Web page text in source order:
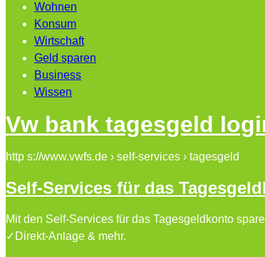
Wohnen
Konsum
Wirtschaft
Geld sparen
Business
Wissen
Vw bank tagesgeld
http s://www.vwfs.de › self-services › tagesgeld
Self-Services für das
Mit den Self-Services für das Tagesgeldkonto
✓Direkt-Anlage & mehr.